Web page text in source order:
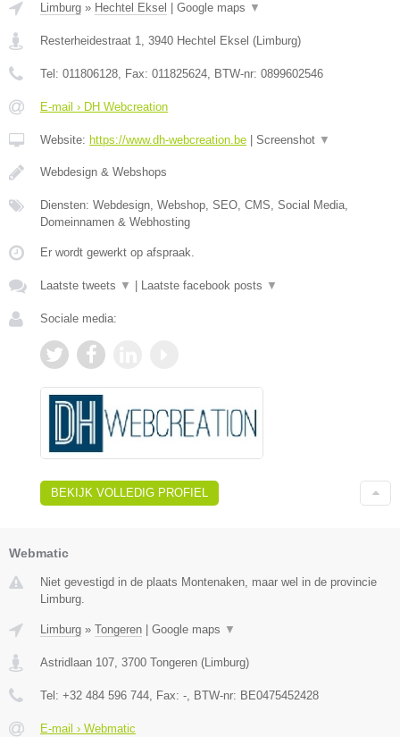
Limburg » Hechtel Eksel Google maps ▼
Resterheidestraat 1, 3940 Hechtel Eksel (Limburg)
Tel: 011806128, Fax: 011825624, BTW-nr: 0899602546
E-mail › DH Webcreation
Website: https://www.dh-webcreation.be Screenshot ▼
Webdesign & Webshops
Diensten: Webdesign, Webshop, SEO, CMS, Social Media,
Domeinnamen & Webhosting
Er wordt gewerkt op afspraak.
Laatste tweets ▼ Laatste facebook posts ▼
Sociale media:
BEKIJK VOLLEDIG PROFIEL
Webmatic
Niet gevestigd in de plaats Montenaken, maar wel in de provincie
Limburg.
Limburg » Tongeren Google maps ▼
Astridlaan 107, 3700 Tongeren (Limburg)
Tel: +32 484 596 744, Fax: -, BTW-nr: BE0475452428
E-mail › Webmatic